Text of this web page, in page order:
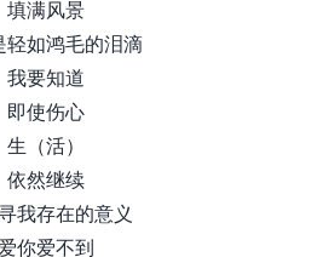
填满风景
轻如鸿毛的泪滴
我要知道
即使伤心
生（活）
依然继续
我存在的意义
你爱不到